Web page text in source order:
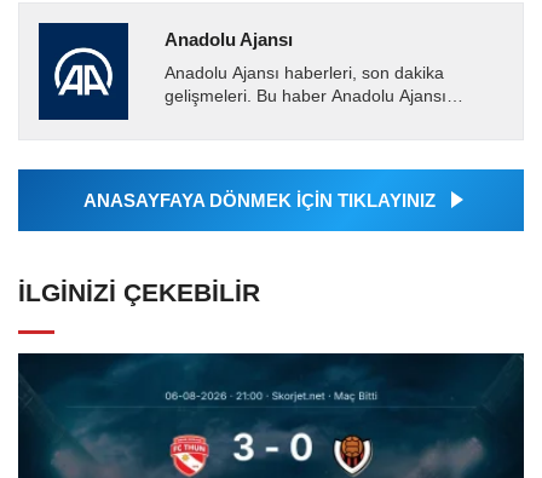
Anadolu Ajansı
Anadolu Ajansı haberleri, son dakika
gelişmeleri. Bu haber Anadolu Ajansı
tarafından geçilen tüm...
ANASAYFAYA DÖNMEK İÇİN TIKLAYINIZ
İLGINIZI ÇEKEBILIR